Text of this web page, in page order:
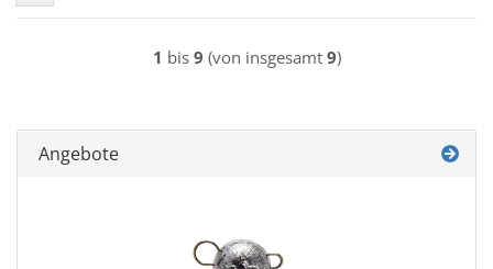
1 bis 9 (von insgesamt 9)
Angebote